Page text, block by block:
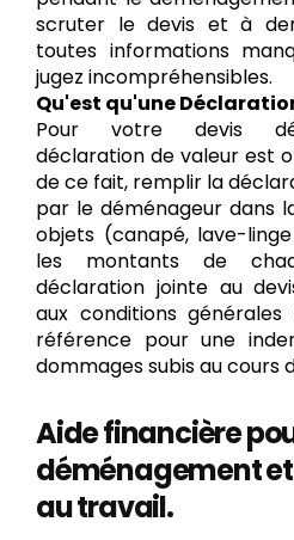
scruter le devis et à
toutes informations
jugez incompréhensibles.
Qu'est qu'une
Pour votre devis
déclaration de valeur est
de ce fait, remplir la
par le déménageur dans
objets (canapé, lave-
les montants de
déclaration jointe au
aux conditions
référence pour une
dommages subis au cours
Aide financière
déménagement
au travail.